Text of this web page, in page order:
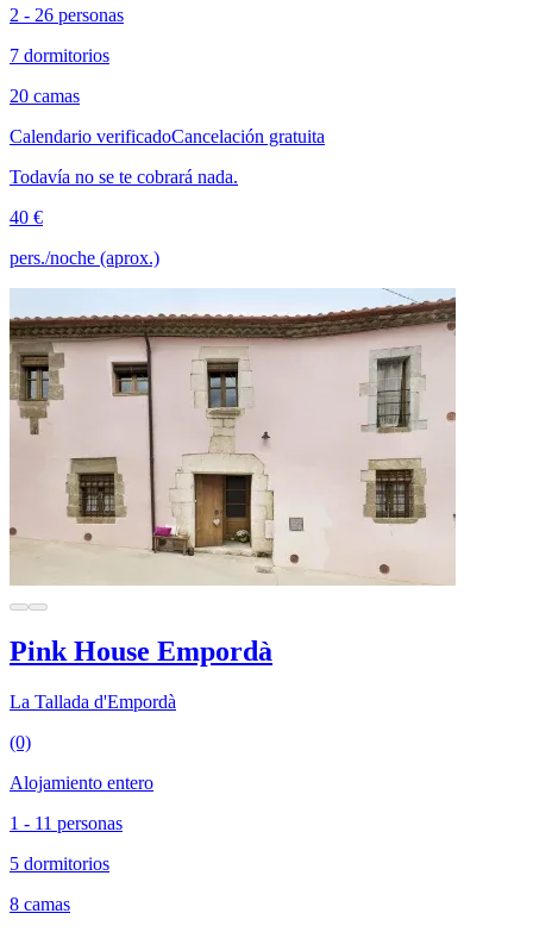
2 - 26 personas
7 dormitorios
20 camas
Calendario verificadoCancelación gratuita
Todavía no se te cobrará nada.
40 €
pers./noche (aprox.)
Pink House Empordà
La Tallada d'Empordà
(0)
Alojamiento entero
1 - 11 personas
5 dormitorios
8 camas